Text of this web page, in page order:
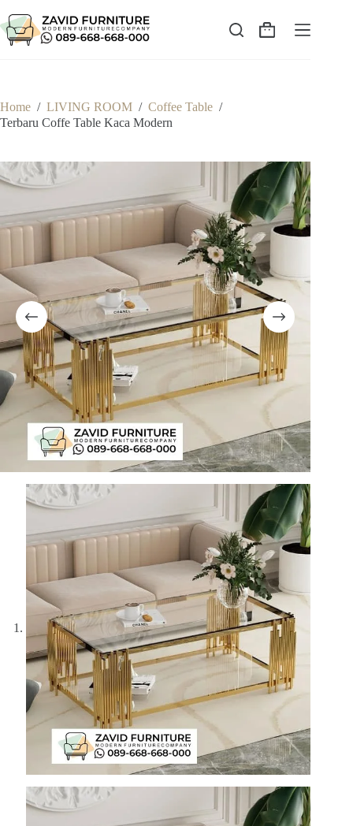
to
content
Shopping
Home / LIVING ROOM / Coffee Table /
Terbaru Coffe Table Kaca Modern